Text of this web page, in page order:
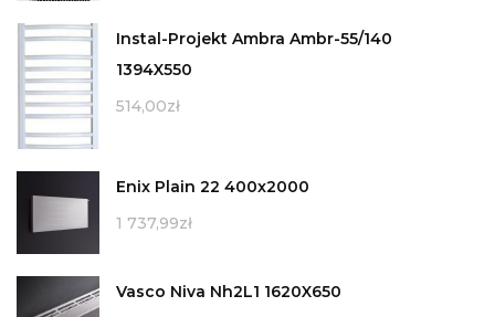
Instal-Projekt Ambra Ambr-55/140
1394X550
514,00zł
Enix Plain 22 400x2000
1 737,99zł
Vasco Niva Nh2L1 1620X650